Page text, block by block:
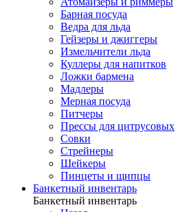
Барная посуда
Ведра для льда
Гейзеры и джиггеры
Измельчители льда
Куллеры для напитков
Ложки бармена
Мадлеры
Мерная посуда
Питчеры
Прессы для цитрусовых
Совки
Стрейнеры
Шейкеры
Пинцеты и щипцы
Банкетный инвентарь
Банкетный инвентарь